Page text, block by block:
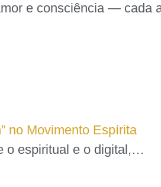
e consciência — cada
no Movimento Espírita
o espiritual e o digital,…